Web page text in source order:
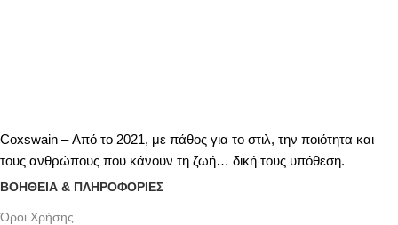
Coxswain – Από το 2021, με πάθος για το στιλ, την ποιότητα και
τους ανθρώπους που κάνουν τη ζωή… δική τους υπόθεση.
ΒΟΗΘΕΙΑ & ΠΛΗΡΟΦΟΡΙΕΣ
Όροι Xρήσης